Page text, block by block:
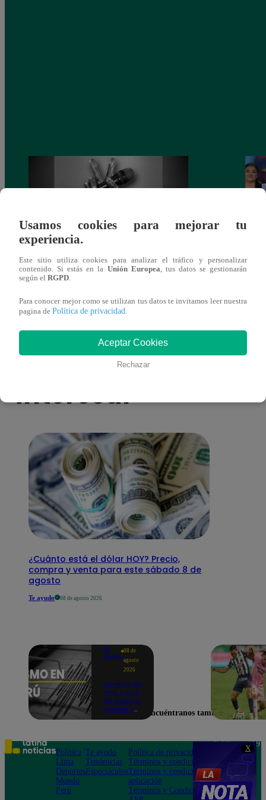
X
Muere exparticipante de La Voz Colombia
tras denunciar negligencia médica
La
También te puede
interesar
¿Cuánto está el dólar HOY? Precio,
compra y venta para este sábado 8 de
agosto
Te ayudo 08 de agosto 2026
Te
ayudo
08 de
agosto
2026
Temblor en
Perú hoy, 8
de agosto:
horario y
según IGP
Usamos cookies para mejorar tu
experiencia.
Este sitio utiliza cookies para analizar el tráfico y personalizar
contenido. Si estás en la Unión Europea , tus datos se gestionarán
según el RGPD
Para conocer mejor como se utilizan tus datos te invitamos leer nuestra
pagina de Política de privacidad
Aceptar Cookies
Rechazar
Encuéntranos también en
Política
Lima
Deportes
Mundo
Perú
Te ayudo
Tendencias
Espectáculos
Política de privacidad
Términos y condiciones
Términos y condiciones
aplicación
Términos y Condiciones
Teléfono: 219
Av. San
Felipe 968
Jesús María